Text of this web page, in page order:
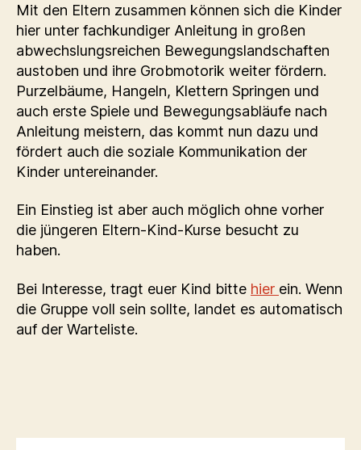
Mit den Eltern zusammen können sich die Kinder
hier unter fachkundiger Anleitung in großen
abwechslungsreichen Bewegungslandschaften
austoben und ihre Grobmotorik weiter fördern.
Purzelbäume, Hangeln, Klettern Springen und
auch erste Spiele und Bewegungsabläufe nach
Anleitung meistern, das kommt nun dazu und
fördert auch die soziale Kommunikation der
Kinder untereinander.
Ein Einstieg ist aber auch möglich ohne vorher
die jüngeren Eltern-Kind-Kurse besucht zu
haben.
Bei Interesse, tragt euer Kind bitte hier ein. Wenn
die Gruppe voll sein sollte, landet es automatisch
auf der Warteliste.